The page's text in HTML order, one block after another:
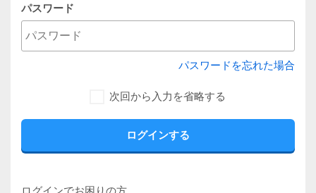
パスワード
パスワードを忘れた場合
次回から入力を省略する
ログインでお困りの方